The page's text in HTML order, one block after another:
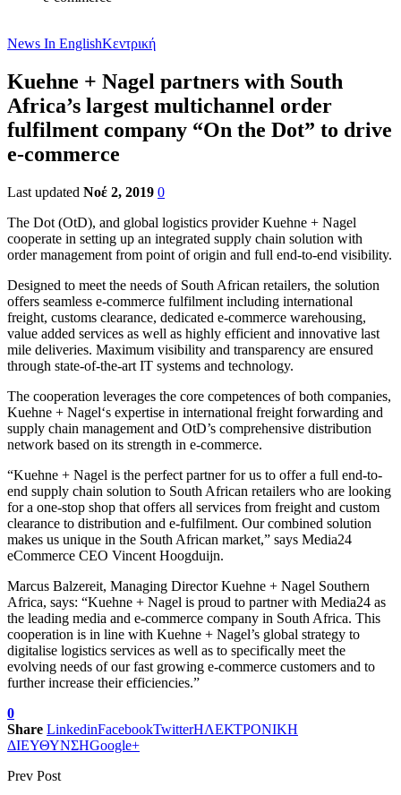
News In EnglishΚεντρική
Kuehne + Nagel partners with South
Africa’s largest multichannel order
fulfilment company “On the Dot” to drive
e-commerce
Last updated Νοέ 2, 2019 0
The Dot (OtD), and global logistics provider Kuehne + Nagel
cooperate in setting up an integrated supply chain solution with
order management from point of origin and full end-to-end visibility.
Designed to meet the needs of South African retailers, the solution
offers seamless e-commerce fulfilment including international
freight, customs clearance, dedicated e-commerce warehousing,
value added services as well as highly efficient and innovative last
mile deliveries. Maximum visibility and transparency are ensured
through state-of-the-art IT systems and technology.
The cooperation leverages the core competences of both companies,
Kuehne + Nagel‘s expertise in international freight forwarding and
supply chain management and OtD’s comprehensive distribution
network based on its strength in e-commerce.
“Kuehne + Nagel is the perfect partner for us to offer a full end-to-
end supply chain solution to South African retailers who are looking
for a one-stop shop that offers all services from freight and custom
clearance to distribution and e-fulfilment. Our combined solution
makes us unique in the South African market,” says Media24
eCommerce CEO Vincent Hoogduijn.
Marcus Balzereit, Managing Director Kuehne + Nagel Southern
Africa, says: “Kuehne + Nagel is proud to partner with Media24 as
the leading media and e-commerce company in South Africa. This
cooperation is in line with Kuehne + Nagel’s global strategy to
digitalise logistics services as well as to specifically meet the
evolving needs of our fast growing e-commerce customers and to
further increase their efficiencies.”
0
Share LinkedinFacebookTwitterΗΛΕΚΤΡΟΝΙΚΗ
ΔΙΕΥΘΥΝΣΗGoogle+
Prev Post